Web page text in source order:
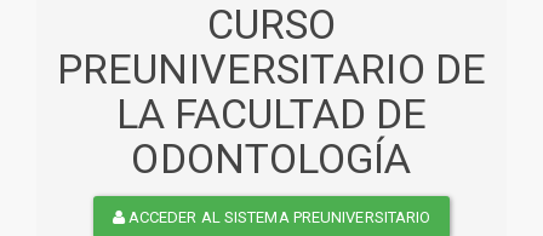
CURSO
PREUNIVERSITARIO DE
LA FACULTAD DE
ODONTOLOGÍA
ACCEDER AL SISTEMA PREUNIVERSITARIO